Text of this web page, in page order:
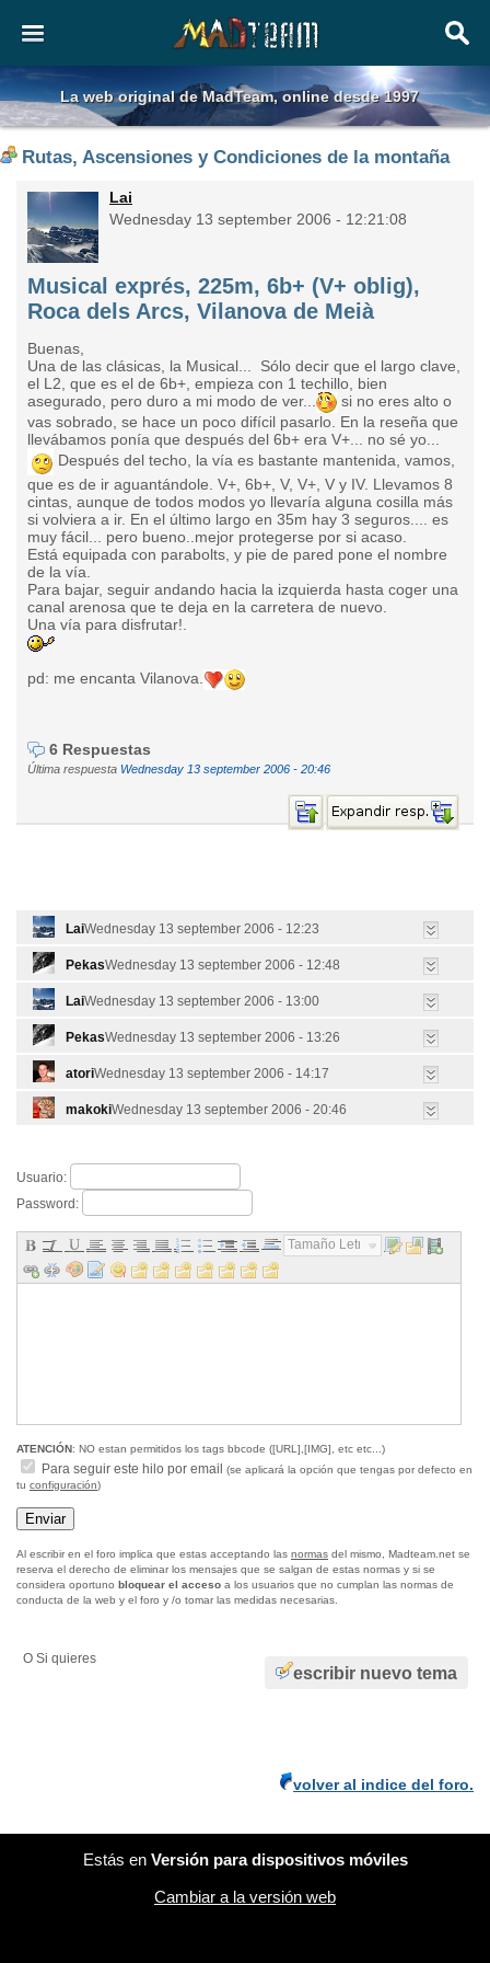
La web original de MadTeam, online desde 1997
Rutas, Ascensiones y Condiciones de la montaña
Lai
Wednesday 13 september 2006 - 12:21:08
Musical exprés, 225m, 6b+ (V+ oblig),
Roca dels Arcs, Vilanova de Meià
Buenas,
Una de las clásicas, la Musical... Sólo decir que el largo clave,
el L2, que es el de 6b+, empieza con 1 techillo, bien
asegurado, pero duro a mi modo de ver...
si no eres alto o
vas sobrado, se hace un poco difícil pasarlo. En la reseña que
llevábamos ponía que después del 6b+ era V+... no sé yo...
Después del techo, la vía es bastante mantenida, vamos,
que es de ir aguantándole. V+, 6b+, V, V+, V y IV. Llevamos 8
cintas, aunque de todos modos yo llevaría alguna cosilla más
si volviera a ir. En el último largo en 35m hay 3 seguros.... es
muy fácil... pero bueno..mejor protegerse por si acaso.
Está equipada con parabolts, y pie de pared pone el nombre
de la vía.
Para bajar, seguir andando hacia la izquierda hasta coger una
canal arenosa que te deja en la carretera de nuevo.
Una vía para disfrutar!.
pd: me encanta Vilanova.
6 Respuestas
Última respuesta Wednesday 13 september 2006 - 20:46
LaiWednesday 13 september 2006 - 12:23
PekasWednesday 13 september 2006 - 12:48
LaiWednesday 13 september 2006 - 13:00
PekasWednesday 13 september 2006 - 13:26
atoriWednesday 13 september 2006 - 14:17
makokiWednesday 13 september 2006 - 20:46
Usuario:
Password:
Tamaño Letra...
ATENCIÓN: NO estan permitidos los tags bbcode ([URL],[IMG], etc etc...)
Para seguir este hilo por email
(se aplicará la opción que tengas por defecto en
tu configuración)
Al escribir en el foro implica que estas acceptando las normas del mismo, Madteam.net se
reserva el derecho de eliminar los mensajes que se salgan de estas normas y si se
considera oportuno bloquear el acceso a los usuarios que no cumplan las normas de
conducta de la web y el foro y /o tomar las medidas necesarias.
escribir nuevo tema
O Si quieres
volver al indice del foro.
Estás en Versión para dispositivos móviles
Cambiar a la versión web